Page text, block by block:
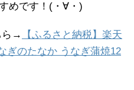
めです！(・∀・)
ら→
【ふるさと納税】楽天
ぎのたなか うなぎ蒲焼12